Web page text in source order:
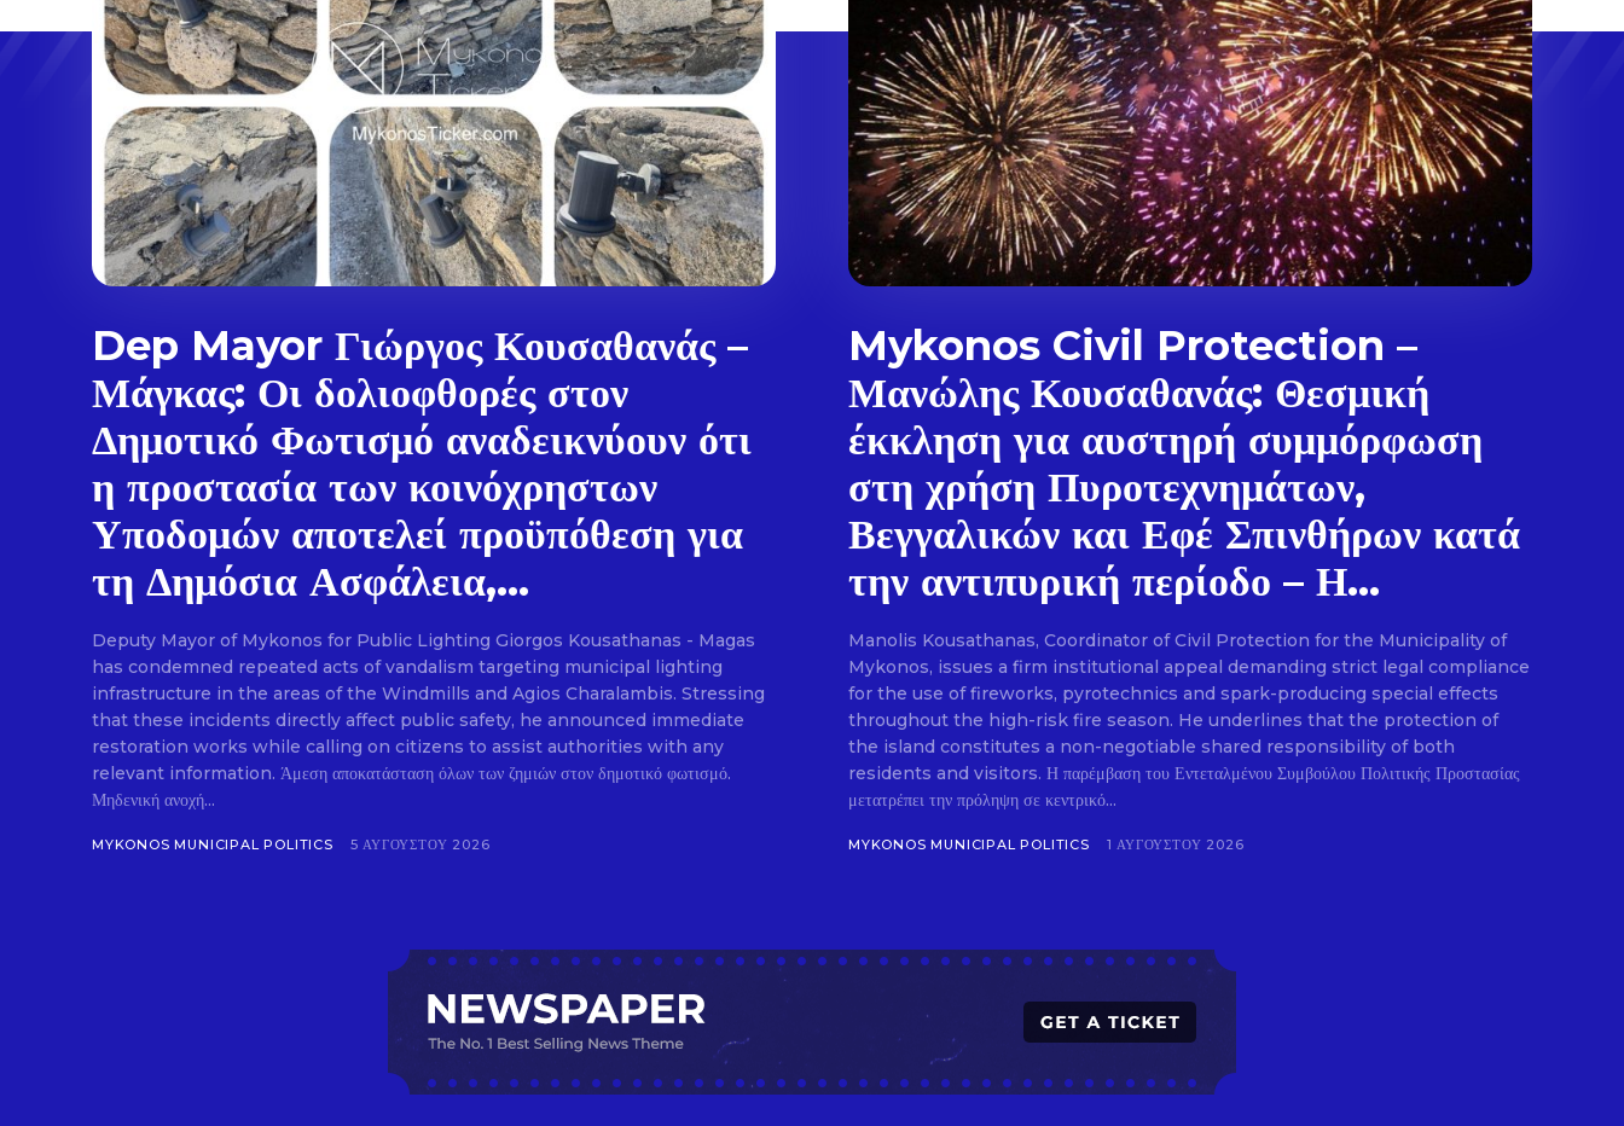
Don't miss out!
Sing up for our newsletter to stay in the loop.
SUBSCRIBE
Dep Mayor Γιώργος Κουσαθανάς –
Μάγκας: Οι δολιοφθορές στον
Δημοτικό Φωτισμό αναδεικνύουν ότι
η προστασία των κοινόχρηστων
Υποδομών αποτελεί προϋπόθεση για
τη Δημόσια Ασφάλεια,...
Deputy Mayor of Mykonos for Public Lighting Giorgos Kousathanas - Magas
has condemned repeated acts of vandalism targeting municipal lighting
infrastructure in the areas of the Windmills and Agios Charalambis. Stressing
that these incidents directly affect public safety, he announced immediate
restoration works while calling on citizens to assist authorities with any
relevant information. Άμεση αποκατάσταση όλων των ζημιών στον δημοτικό φωτισμό.
Μηδενική ανοχή...
MYKONOS MUNICIPAL POLITICS 5 ΑΥΓΟΎΣΤΟΥ 2026
Mykonos Civil Protection –
Μανώλης Κουσαθανάς: Θεσμική
έκκληση για αυστηρή συμμόρφωση
στη χρήση Πυροτεχνημάτων,
Βεγγαλικών και Εφέ Σπινθήρων κατά
την αντιπυρική περίοδο – Η...
Manolis Kousathanas, Coordinator of Civil Protection for the Municipality of
Mykonos, issues a firm institutional appeal demanding strict legal compliance
for the use of fireworks, pyrotechnics and spark-producing special effects
throughout the high-risk fire season. He underlines that the protection of
the island constitutes a non-negotiable shared responsibility of both
residents and visitors. Η παρέμβαση του Εντεταλμένου Συμβούλου Πολιτικής Προστασίας
μετατρέπει την πρόληψη σε κεντρικό...
MYKONOS MUNICIPAL POLITICS 1 ΑΥΓΟΎΣΤΟΥ 2026